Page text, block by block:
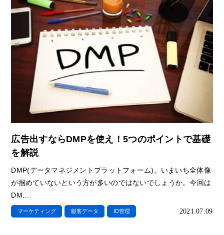
広告出すならDMPを使え！5つのポイントで基礎
を解説
DMP(データマネジメントプラットフォーム)。いまいち全体像
が掴めていないという方が多いのではないでしょうか。今回は
DM...
マーケティング 顧客データ ID管理 2021.07.09